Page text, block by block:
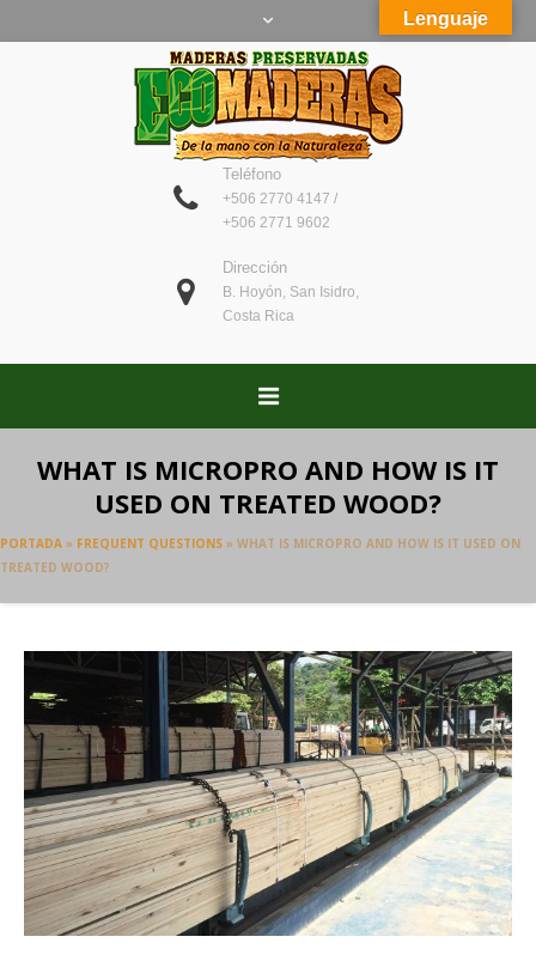
Teléfono
+506 2770 4147 /
+506 2771 9602
Dirección
B. Hoyón, San Isidro,
Costa Rica
WHAT IS MICROPRO AND HOW IS IT
USED ON TREATED WOOD?
PORTADA » FREQUENT QUESTIONS » WHAT IS MICROPRO AND HOW IS IT USED ON
TREATED WOOD?
Lenguaje